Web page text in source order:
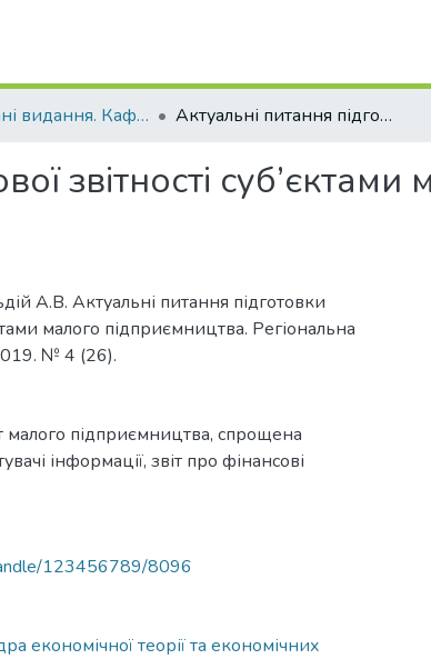
Друковані видання. Кафедра економічної теорії та економічних досліджень Актуальні питання підготовки фінансової звітності суб’єктами малого підприємництва
звітності суб’єктами
А.В. Актуальні питання підготовки
малого підприємництва. Регіональна
№ 4 (26).
малого підприємництва, спрощена
інформації, звіт про фінансові
123456789/8096
економічної теорії та економічних